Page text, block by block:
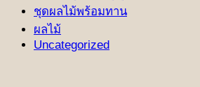
ชุดผลไม้พร้อมทาน
ผลไม้
Uncategorized